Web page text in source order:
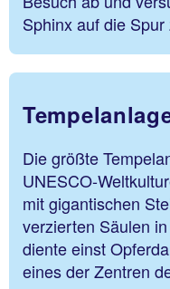
Sphinx auf die
Die größte
UNESCO-
mit gigantischen
verzierten Säulen
diente einst
eines der Zentren